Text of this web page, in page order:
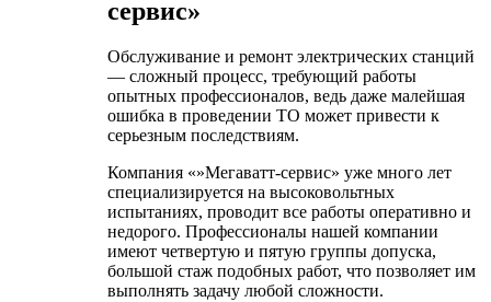
сервис»
Обслуживание и ремонт электрических станций
— сложный процесс, требующий работы
опытных профессионалов, ведь даже малейшая
ошибка в проведении ТО может привести к
серьезным последствиям.
Компания «»Мегаватт-сервис» уже много лет
специализируется на высоковольтных
испытаниях, проводит все работы оперативно и
недорого. Профессионалы нашей компании
имеют четвертую и пятую группы допуска,
большой стаж подобных работ, что позволяет им
выполнять задачу любой сложности.